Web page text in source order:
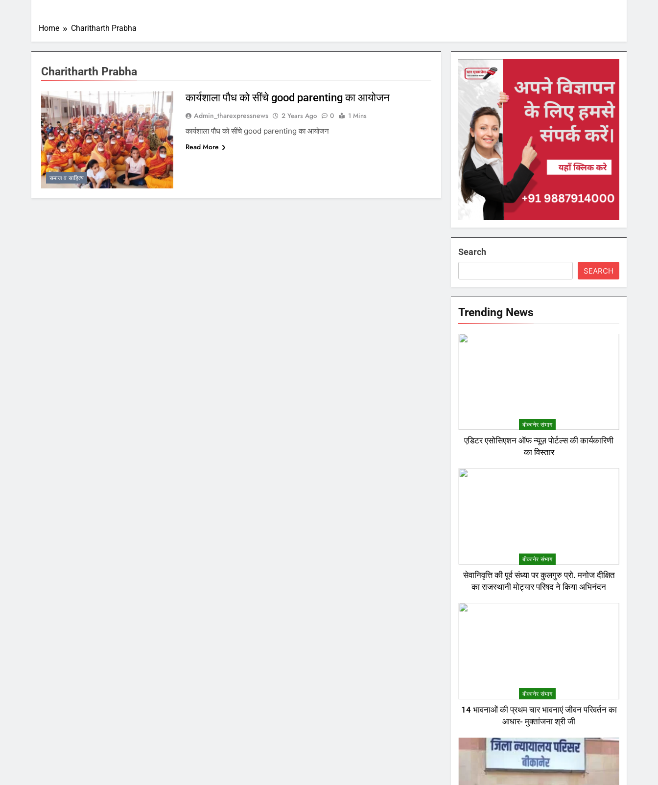
Home Charitharth Prabha
Charitharth Prabha
समाज व साहित्य
कार्यशाला पौध को सींचे good parenting का आयोजन
Admin_tharexpressnews 2 Years Ago 0
1 Mins
कार्यशाला पौध को सींचे good parenting का आयोजन
Read More
Search
SEARCH
Trending News
बीकानेर संभाग
एडिटर एसोसिएशन ऑफ न्यूज़ पोर्टल्स की कार्यकारिणी
का विस्तार
बीकानेर संभाग
सेवानिवृत्ति की पूर्व संध्या पर कुलगुरु प्रो. मनोज दीक्षित
का राजस्थानी मोट्यार परिषद ने किया अभिनंदन
बीकानेर संभाग
14 भावनाओं की प्रथम चार भावनाएं जीवन परिवर्तन का
आधार- मुक्तांजना श्री जी